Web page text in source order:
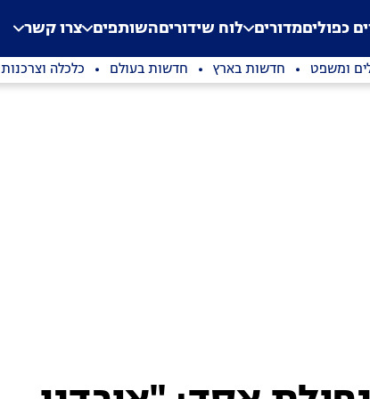
Application error: a
. כפוליםמדורים לוח שידוריםהשותפים צרו קשר
ומשפט חדשות בארץ חדשות בעולם כלכלה וצרכנות